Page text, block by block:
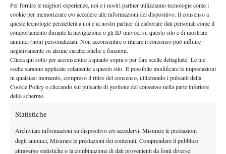
Per fornire le migliori esperienze, noi e i nostri partner utilizziamo tecnologie come i
cookie per memorizzare e/o accedere alle informazioni del dispositivo. Il consenso a
queste tecnologie permetterà a noi e ai nostri partner di elaborare dati personali come il
comportamento durante la navigazione o gli ID univoci su questo sito e di mostrare
annunci (non) personalizzati. Non acconsentire o ritirare il consenso può influire
negativamente su alcune caratteristiche e funzioni.
Clicca qui sotto per acconsentire a quanto sopra o per fare scelte dettagliate. Le tue
scelte saranno applicate solamente a questo sito. È possibile modificare le impostazioni
in qualsiasi momento, compreso il ritiro del consenso, utilizzando i pulsanti della
Cookie Policy o cliccando sul pulsante di gestione del consenso nella parte inferiore
dello schermo.
Statistiche
Archiviare informazioni su dispositivo e/o accedervi, Misurare le prestazioni
degli annunci, Misurare le prestazioni dei contenuti, Comprendere il pubblico
attraverso statistiche o la combinazione di dati provenienti da fonti diverse.
anni. Il quarto è Bogomolov, anche lui trentenne, seguito da un
buon Donskoy che però non sembra avere esattamente le
stimmate e alterna ancora tornei maggiori e Challenger.
Fuori dai cento, poi, viene davvero lo scoramento: una sfilata di
tennisti che a 22-23 anni hanno lo stesso best ranking di Quinzi,
un Kuznetsov ancora immaturo e una serie di mestieranti nella
seconda metà della carriera. Logico che dalle parti di Mosca,
mentre sperano ancora che Baluda venga fuori dalle sabbie
sicuramente forte e finora ogni volta che se l’è vista con giocatori
“arrivati” ha figurato molto bene. Va detto altrettanto che, a 17